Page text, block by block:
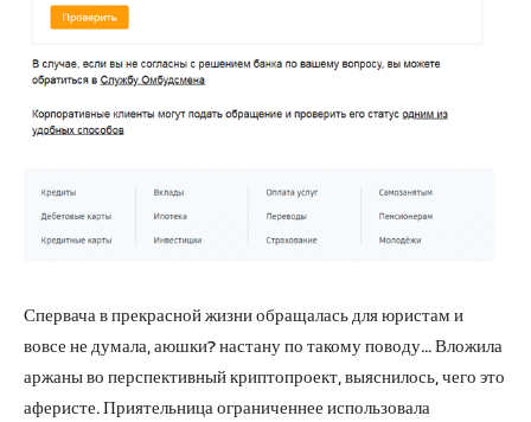
Спервача в прекрасной жизни обращалась для юристам и
вовсе не думала, аюшки? настану по такому поводу… Вложила
аржаны во перспективный криптопроект, выяснилось, чего это
аферисте. Приятельница ограниченнее использовала